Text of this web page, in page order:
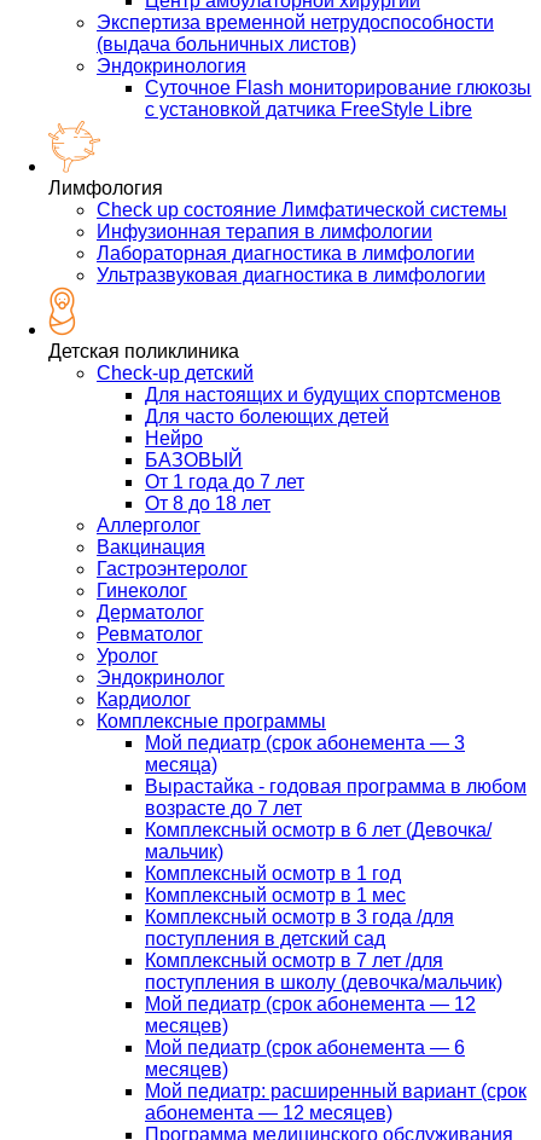
Экспертиза временной нетрудоспособности
(выдача больничных листов)
Эндокринология
Суточное Flash мониторирование глюкозы
с установкой датчика FreeStyle Libre
Лимфология
Check up состояние Лимфатической системы
Инфузионная терапия в лимфологии
Лабораторная диагностика в лимфологии
Ультразвуковая диагностика в лимфологии
Детская поликлиника
Check-up детский
Для настоящих и будущих спортсменов
Для часто болеющих детей
Нейро
БАЗОВЫЙ
От 1 года до 7 лет
От 8 до 18 лет
Аллерголог
Вакцинация
Гастроэнтеролог
Гинеколог
Дерматолог
Ревматолог
Уролог
Эндокринолог
Кардиолог
Комплексные программы
Мой педиатр (срок абонемента — 3
месяца)
Вырастайка - годовая программа в любом
возрасте до 7 лет
Комплексный осмотр в 6 лет (Девочка/
мальчик)
Комплексный осмотр в 1 год
Комплексный осмотр в 1 мес
Комплексный осмотр в 3 года /для
поступления в детский сад
Комплексный осмотр в 7 лет /для
поступления в школу (девочка/мальчик)
Мой педиатр (срок абонемента — 12
месяцев)
Мой педиатр (срок абонемента — 6
месяцев)
Мой педиатр: расширенный вариант (срок
абонемента — 12 месяцев)
Программа медицинского обслуживания